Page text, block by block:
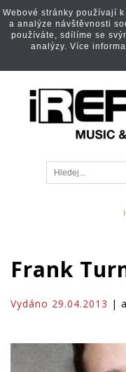
Frank
Vydáno 29.04.2013 |
Webové stránky používají
a analýze návštěvnosti
používáte, sdílíme se
analýzy. Více